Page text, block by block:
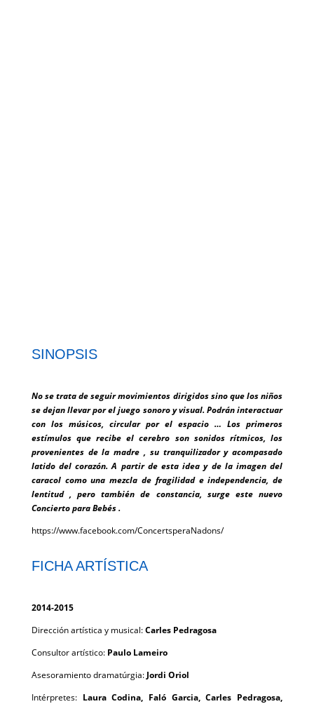
SINOPSIS
No se trata de seguir movimientos dirigidos sino que los niños
se dejan llevar por el juego sonoro y visual. Podrán interactuar
con los músicos, circular por el espacio … Los primeros
estímulos que recibe el cerebro son sonidos rítmicos, los
provenientes de la madre , su tranquilizador y acompasado
latido del corazón. A partir de esta idea y de la imagen del
caracol como una mezcla de fragilidad e independencia, de
lentitud , pero también de constancia, surge este nuevo
Concierto para Bebés .
https://www.facebook.com/ConcertsperaNadons/
FICHA ARTÍSTICA
2014-2015
Dirección artística y musical:Carles Pedragosa
Consultor artístico: Paulo Lameiro
Asesoramiento dramatúrgia: Jordi Oriol
Intérpretes:Laura Codina, Faló Garcia, Carles Pedragosa,